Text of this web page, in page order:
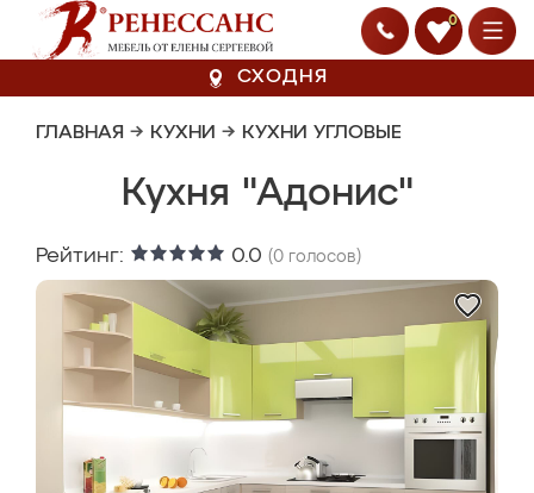
0
СХОДНЯ
ГЛАВНАЯ → КУХНИ → КУХНИ УГЛОВЫЕ
Кухня "Адонис"
Рейтинг: 0.0 (0 голосов)